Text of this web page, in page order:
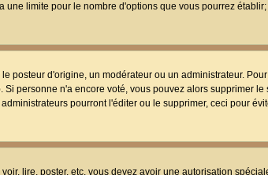
limite pour le nombre d'options que vous pourrez
posteur d'origine, un modérateur ou un administrateur.
personne n'a encore voté, vous pouvez alors supprimer
pourront l'éditer ou le supprimer, ceci pour
lire, poster, etc. vous devez avoir une autorisation